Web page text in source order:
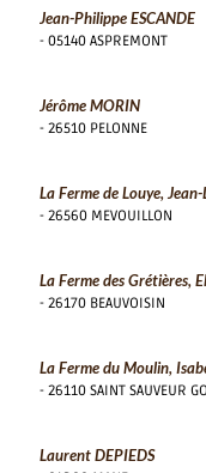
Jean-Philippe ESCANDE
- 05140 ASPREMONT
Jérôme MORIN
- 26510 PELONNE
La Ferme de Louye,
- 26560 MEVOUILLON
La Ferme des Grétières,
- 26170 BEAUVOISIN
La Ferme du Moulin,
- 26110 SAINT SAUVEUR
Laurent DEPIEDS